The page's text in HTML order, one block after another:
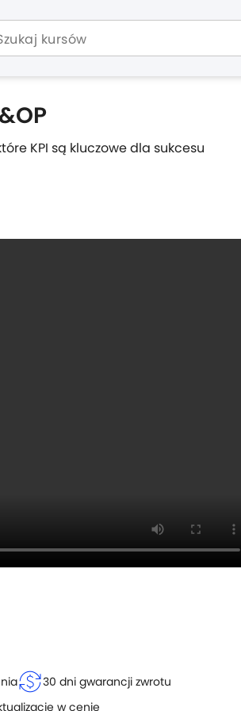
KPI są kluczowe dla sukcesu
currency_exchange30 dni gwarancji zwrotu
w cenie